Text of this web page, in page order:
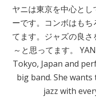
ヤニは東京を中心と
ーです。コンボはも
てます。ジャズの良
～と思ってます。
Tokyo, Japan and
big band. She
jazz with